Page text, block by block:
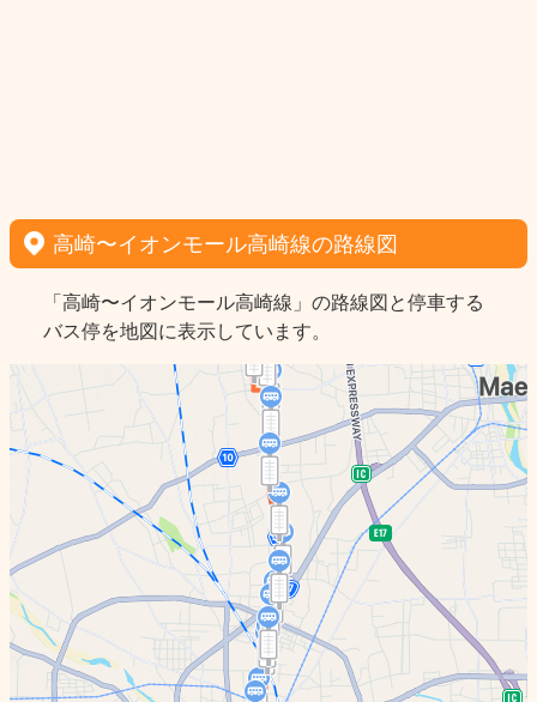
高崎〜イオンモール高崎線の路線図
「高崎〜イオンモール高崎線」の路線図と停車する
バス停を地図に表示しています。